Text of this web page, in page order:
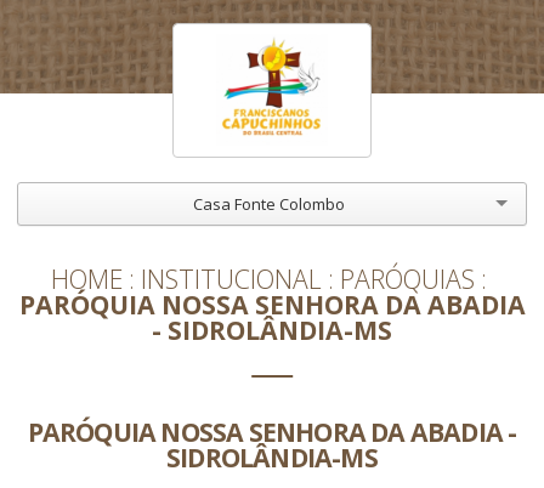
Casa Fonte Colombo
HOME INSTITUCIONAL PARÓQUIAS
PARÓQUIA NOSSA SENHORA DA ABADIA
- SIDROLÂNDIA-MS
PARÓQUIA NOSSA SENHORA DA ABADIA -
SIDROLÂNDIA-MS